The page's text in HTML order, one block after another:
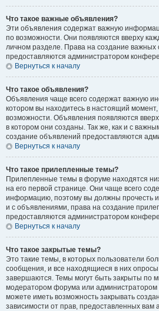
Что такое важные объявления?
Эти объявления содержат важную
по возможности. Они появляются вверху
личном разделе. Права на создание важных
предоставляются администратором
Вернуться к началу
Что такое объявления?
Объявления чаще всего содержат важную
котором вы находитесь в настоящий
возможности. Объявления появляются
в котором они созданы. Так же, как и с
создание объявлений предоставляются
Вернуться к началу
Что такое прилепленные темы?
Прилепленные темы в форуме находятся
на его первой странице. Они чаще всего
информацию, поэтому вы должны прочесть
и с объявлениями, права на создание
предоставляются администратором
Вернуться к началу
Что такое закрытые темы?
Это такие темы, в которых пользователи
сообщения, и все находящиеся в них опросы
завершаются. Темы могут быть закрыты по
модератором форума или
можете иметь возможность закрывать
зависимости от прав, предоставленных вам